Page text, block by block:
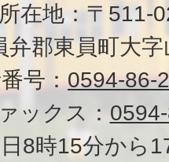
在地：〒
弁郡東員町大
号： 0594-86-
ックス：
8時15分から